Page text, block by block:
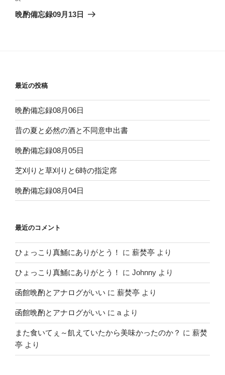
ゲ
の
晩酌備忘録09月13日
最近の投稿
晩酌備忘録08月06日
昔の夏と必然の酒と不同意申出書
晩酌備忘録08月05日
芝刈りと草刈りと6時の指定席
晩酌備忘録08月04日
最近のコメント
ひょっこり真鯒にありがとう！ に 薪焚亭 より
ひょっこり真鯒にありがとう！ に Johnny より
函館晩酌とアナログがいい に 薪焚亭 より
函館晩酌とアナログがいい に a より
また食いてぇ～飢えていたから美味かったのか？ に 薪焚
亭 より